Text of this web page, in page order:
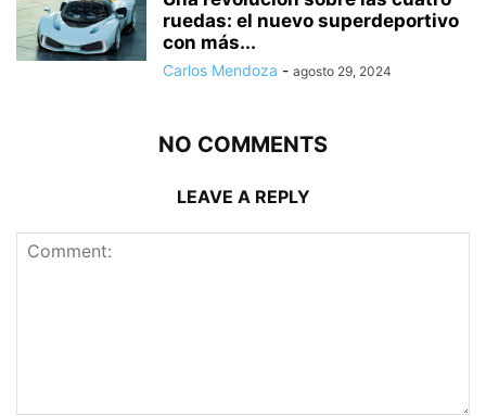
ruedas: el nuevo superdeportivo
con más...
Carlos Mendoza - agosto 29, 2024
NO COMMENTS
LEAVE A REPLY